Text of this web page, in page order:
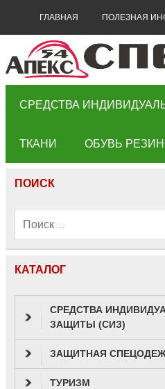
ГЛАВНАЯ ПОЛЕЗНАЯ
СРЕДСТВА
ТКАНИ ОБУВЬ
ПОИСК
КАТАЛОГ
СРЕДСТВА
ЗАЩИТЫ (СИЗ)
ЗАЩИТНАЯ
ТУРИЗМ